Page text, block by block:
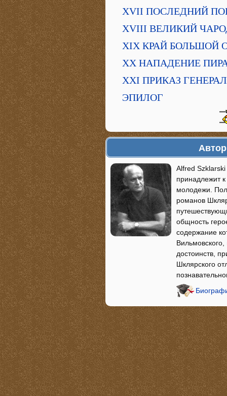
XVII ПОСЛЕДНИЙ
XVIII ВЕЛИКИЙ
XIX КРАЙ БОЛЬШОЙ
XX НАПАДЕНИЕ
XXI ПРИКАЗ
ЭПИЛОГ
Alfred
принадлежит
молодежи.
романов
общность
содержание
достоинств,
Шклярского